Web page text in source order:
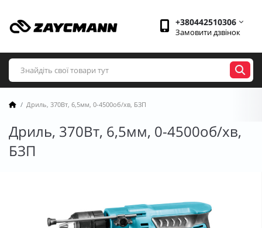
+380442510306
Замовити дзвінок
Дриль, 370Вт, 6,5мм, 0-4500об/хв, БЗП
Дриль, 370Вт, 6,5мм, 0-4500об/хв,
БЗП